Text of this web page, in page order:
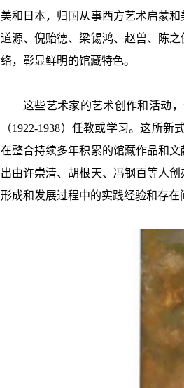
美和日本，归国从事西方艺术启蒙
道源、倪贻德、梁锡鸿、赵兽、陈
络，彰显鲜明的馆藏特色。
这些艺术家的艺术创作和活动
（1922-1938）任教或学习。这所
在整合持续多年积累的馆藏作品和
出由许崇清、胡根天、冯钢百等人
形成和发展过程中的实践经验和存在